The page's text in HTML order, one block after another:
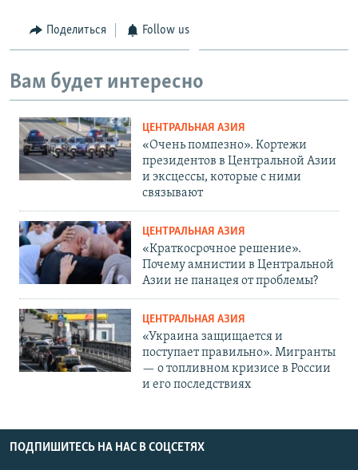
Поделиться Follow us
Вам будет интересно
ЦЕНТРАЛЬНАЯ АЗИЯ
«Очень помпезно». Кортежи
президентов в Центральной Азии
и эксцессы, которые с ними
связывают
ЦЕНТРАЛЬНАЯ АЗИЯ
«Краткосрочное решение».
Почему амнистии в Центральной
Азии не панацея от проблемы?
ЦЕНТРАЛЬНАЯ АЗИЯ
«Украина защищается и
поступает правильно». Мигранты
— о топливном кризисе в России
и его последствиях
ПОДПИШИТЕСЬ НА НАС В СОЦСЕТЯХ